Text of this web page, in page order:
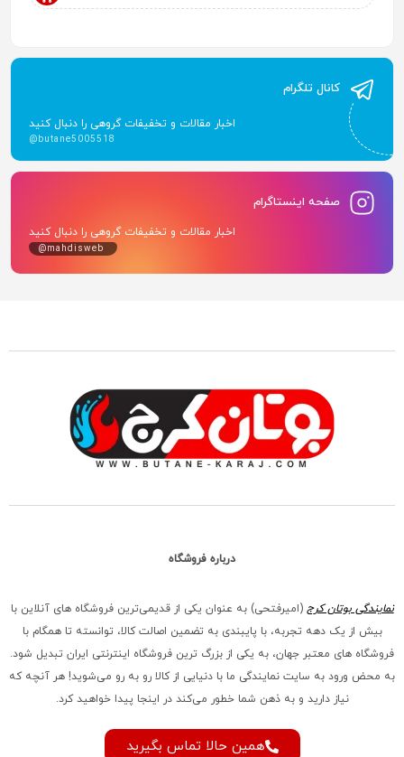
کانال تلگرام
اخبار مقالات و تخفیفات گروهی را دنبال کنید
@butane5005518
صفحه اینستاگرام
اخبار مقالات و تخفیفات گروهی را دنبال کنید
@mahdisweb
درباره فروشگاه
نمایندگی بوتان کرج (امیرفتحی) به عنوان یکی از قدیمی‌ترین فروشگاه های آنلاین با
بیش از یک دهه تجربه، با پایبندی به تضمین اصالت کالا، توانسته تا همگام با
فروشگاه‌ های معتبر جهان، به یکی از بزرگ‌ ترین فروشگاه اینترنتی ایران تبدیل شود.
به محض ورود به سایت نمایندگی ما با دنیایی از کالا رو به رو می‌شوید! هر آنچه که
نیاز دارید و به ذهن شما خطور می‌کند در اینجا پیدا خواهید کرد.
همین حالا تماس بگیرید